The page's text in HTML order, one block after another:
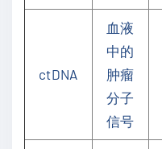
ctDNA
血液
中的
肿瘤
分子
信号